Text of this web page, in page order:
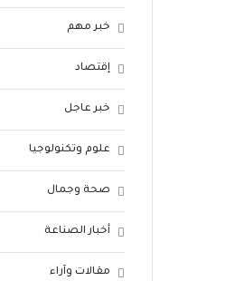
خبر مهم
إقتصاد
خبر عاجل
علوم وتكنولوجيا
صحة وجمال
أخبار الصناعة
مقالات وآراء